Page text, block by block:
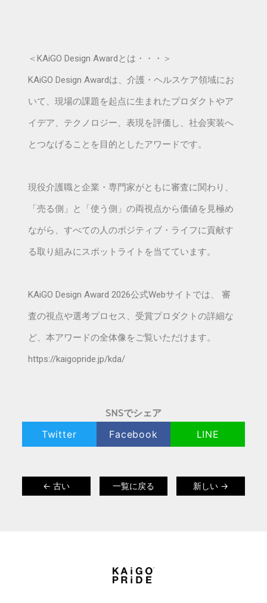
＜KAiGO Design Awardとは・・・＞
KAiGO Design Awardは、介護・ヘルスケア領域にお
いて、現場の課題を起点に生まれたプロダクトやア
イデア、テクノロジー、表現を評価し、社会実装へ
とつなげることを目的としたアワードです。
現役介護職と企業・専門家がともに審査に関わり、
「売る側」と「使う側」の両視点から価値を見極め
ながら、すべての人のポジティブ・ライフに貢献す
る取り組みにスポットライトを当てています。
KAiGO Design Award 2026公式Webサイトでは、 審
査の視点や選考プロセス、受賞プロダクトの詳細な
ど、本アワードの全体像をご覧いただけます。
https://kaigopride.jp/kda/
SNSでシェア
Twitter Facebook LINE
← 古い 一覧に戻る 新しい →